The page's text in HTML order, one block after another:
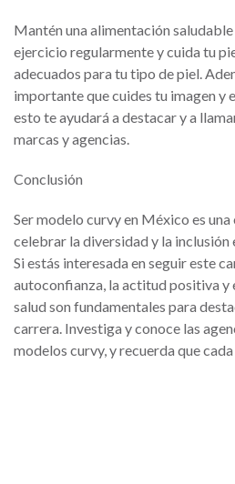
Mantén una alimentación
ejercicio regularmente y cuida tu
adecuados para tu tipo de piel.
importante que cuides tu imagen y
esto te ayudará a destacar y a
marcas y agencias.
Conclusión
Ser modelo curvy en México es
celebrar la diversidad y la inclusión
Si estás interesada en seguir este
autoconfianza, la actitud positiva y
salud son fundamentales para
carrera. Investiga y conoce las
modelos curvy, y recuerda que